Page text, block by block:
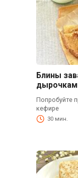
Блины
Попробуйте
кефире
30 мин.